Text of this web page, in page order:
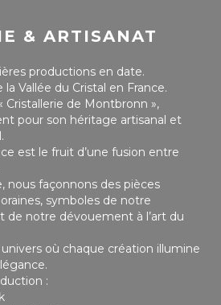
& ARTISANAT
productions en date.
Vallée du Cristal en France.
Cristallerie de Montbronn »,
pour son héritage artisanal et
est le fruit d’une fusion entre
nous façonnons des pièces
symboles de notre
de notre dévouement à l’art du
où chaque création illumine
: